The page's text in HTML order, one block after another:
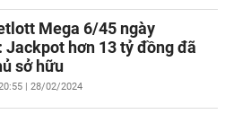
Mega 6/45 ngày
hơn 13 tỷ đồng đã
sở hữu
| 28/02/2024